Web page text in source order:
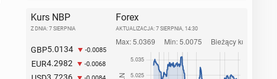
Kurs NBP
Z DNIA: 7 SIERPNIA
GBP5.0134 -0.0085
EUR4.2982 -0.0068
3.7236
Forex
AKTUALIZACJA: 7 SIERPNIA, 14:30